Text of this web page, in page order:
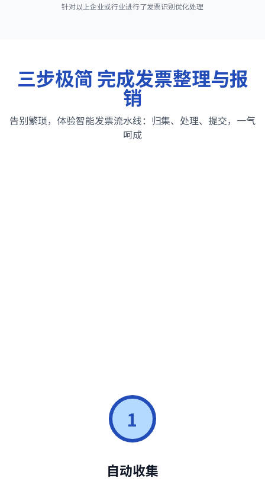
针对以上企业或行业进行了发票识别优化处理
三步极简 完成发票整理与报
销
告别繁琐，体验智能发票流水线：归集、处理、提交，一气
呵成
1
自动收集